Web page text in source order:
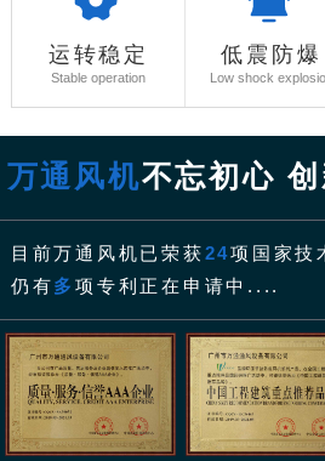
运转稳定
Stable operation
低震防爆
Low shock
万通风机不忘初心
目前万通风机已荣获24项国家技
仍有多项专利正在申请中....